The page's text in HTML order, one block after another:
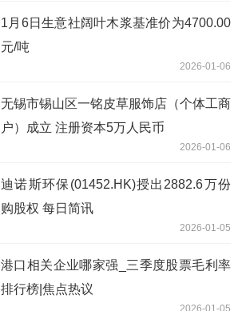
1月6日生意社阔叶木浆基准价为4700.00
元/吨
2026-01-06
无锡市锡山区一铭皮草服饰店（个体工商
户）成立 注册资本5万人民币
2026-01-06
迪诺斯环保(01452.HK)授出2882.6万份
购股权 每日简讯
2026-01-05
港口相关企业哪家强_三季度股票毛利率
排行榜|焦点热议
2026-01-05